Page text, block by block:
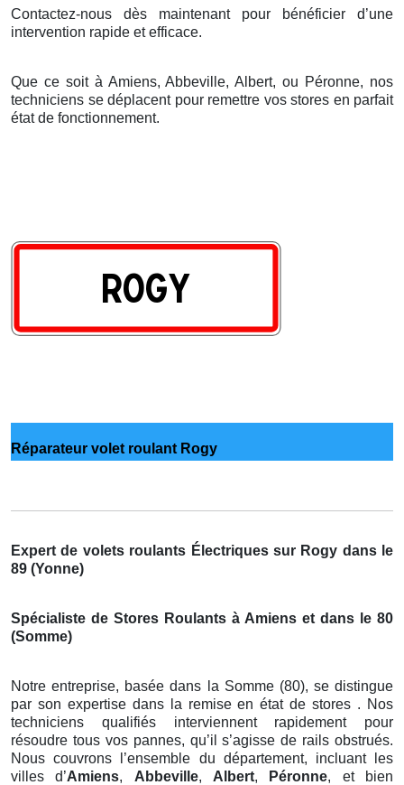
Contactez-nous dès maintenant pour bénéficier d’une
intervention rapide et efficace.
Que ce soit à Amiens, Abbeville, Albert, ou Péronne, nos
techniciens se déplacent pour remettre vos stores en parfait
état de fonctionnement.
Réparateur volet roulant Rogy
Expert de volets roulants Électriques sur Rogy dans le
89 (Yonne)
Spécialiste de Stores Roulants à Amiens et dans le 80
(Somme)
Notre entreprise, basée dans la Somme (80), se distingue
par son expertise dans la remise en état de stores . Nos
techniciens qualifiés interviennent rapidement pour
résoudre tous vos pannes, qu’il s’agisse de rails obstrués.
Nous couvrons l’ensemble du département, incluant les
villes d’Amiens, Abbeville, Albert, Péronne, et bien